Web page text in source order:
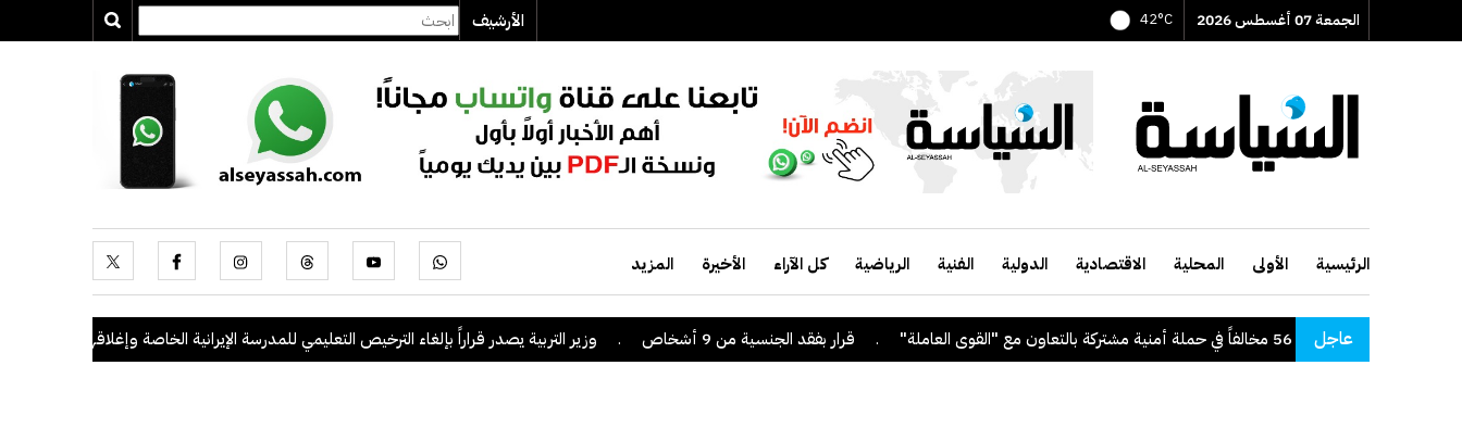
الجمعة 07 أغسطس 2026 42°C الأرشيف
الرئيسية الأولى المحلية الاقتصادية الدولية الفنية الرياضية كل الآراء الأخيرة المزيد
عاجل
"الداخلية": ضبط 56 مخالفاً في حملة أمنية مشتركة بالتعاون مع "القوى العاملة" . قرار بفقد الجنسية من 9 أشخاص . وزير التربية يصدر قراراً بإلغاء الترخيص التعليمي للمدرسة الإيرانية الخاصة وإغلاقها .